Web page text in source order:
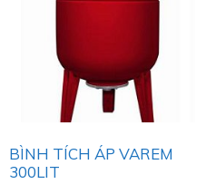
BÌNH TÍCH ÁP VAREM
300LIT